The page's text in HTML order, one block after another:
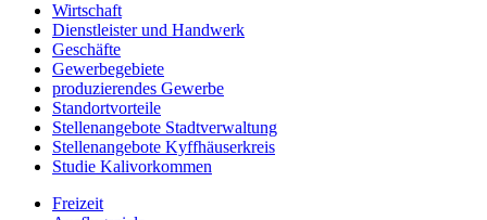
Wirtschaft
Dienstleister und Handwerk
Geschäfte
Gewerbegebiete
produzierendes Gewerbe
Standortvorteile
Stellenangebote Stadtverwaltung
Stellenangebote Kyffhäuserkreis
Studie Kalivorkommen
Freizeit